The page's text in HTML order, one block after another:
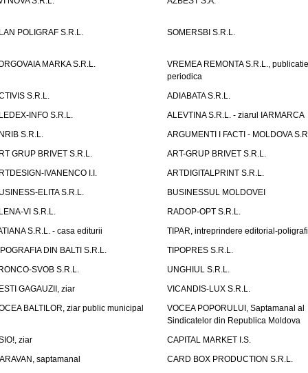
POLIGRAF S.R.L. SOMERSBI S.R.L.
MARKA S.R.L.
VREMEA REMONTA S.R.L., publicatie
periodica
S.R.L.
ADIABATA S.R.L.
INFO S.R.L.
ALEVTINA S.R.L. - ziarul IARMARCA
S.R.L.
ARGUMENTI I FACTI - MOLDOVA
GRUP BRIVET S.R.L.
ART-GRUP BRIVET S.R.L.
IVANENCO I.I.
ARTDIGITALPRINT S.R.L.
ELITA S.R.L.
BUSINESSUL MOLDOVEI
VI S.R.L.
RADOP-OPT S.R.L.
S.R.L. - casa editurii
TIPAR, intreprindere editorial-
DIN BALTI S.R.L.
TIPOPRES S.R.L.
SVOB S.R.L.
UNGHIUL S.R.L.
GAGAUZII, ziar
VICANDIS-LUX S.R.L.
BALTILOR, ziar public municipal
VOCEA POPORULUI, Saptamanal al
Sindicatelor din Republica Moldova
ziar
CAPITAL MARKET I.S.
saptamanal
CARD BOX PRODUCTION S.R.L.